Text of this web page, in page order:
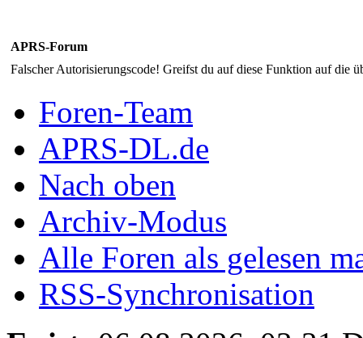
APRS-Forum
Falscher Autorisierungscode! Greifst du auf diese Funktion auf die
Foren-Team
APRS-DL.de
Nach oben
Archiv-Modus
Alle Foren als gelesen
RSS-Synchronisation